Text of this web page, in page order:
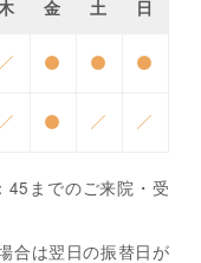
金 土 日
／ ● ● ●
／ ● ／ ／
45までのご来院・受
合は翌日の振替日が